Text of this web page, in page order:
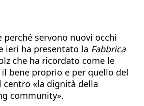
servono nuovi occhi
ieri ha presentato la Fabbrica
che ha ricordato come le
bene proprio e per quello del
centro «la dignità della
community».